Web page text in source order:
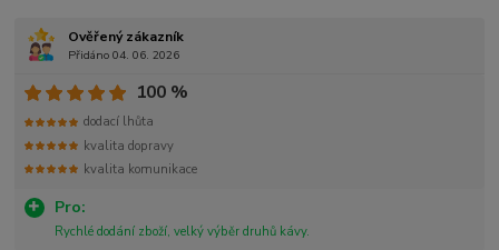
Ověřený zákazník
Přidáno 04. 06. 2026
Pro:
Rychlé dodání zboží, velký výběr druhů kávy.
100 %
dodací lhůta
kvalita dopravy
kvalita komunikace